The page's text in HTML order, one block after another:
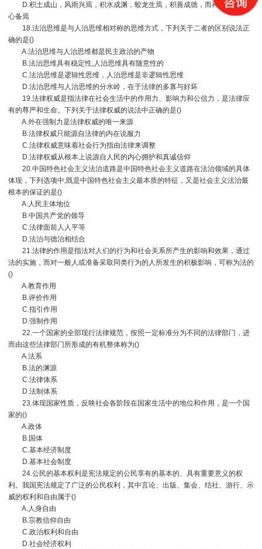
D.积土成山，风雨兴焉，积水成渊，蛟龙生焉，积善成德，而神明自得，圣
心备焉
18.法治思维是与人治思维相对称的思维方式，下列关于二者的区别说法正
确的是()
A.法治思维与人治思维都是民主政治的产物
B.法治思维具有稳定性,人治思维具有随意性的
C.法治思维是逻辑性思维，人治思维是非逻辑性思维
D.法治思维与人治思维的分水岭，在于法律的多寡与好坏
19.法律权威是指法律在社会生活中的作用力、影响力和公信力，是法律应
有的尊严和生命。下列关于法律权威的说法中正确的是()
A.外在强制力是法律权威的唯一来源
B.法律权威只能源自法律的内在说服力
C.法律权威意味着社会行为指由法律来调整
D.法律权威从根本上说源自人民的内心拥护和真诚信仰
20.中国特色社会主义法治道路是中国特色社会主义道路在法治领域的具体
体现，下列选项中,既是中国特色社会主义最本质的特征，又是社会主义法治最
根本的保证的是()
A.人民主体地位
B.中国共产党的领导
C.法律面前人人平等
D.法治与德治相结合
21.法律的作用是指法对人们的行为和社会关系所产生的影响和效果，通过
法的实施，而对一般人或准备采取同类行为的人所发生的积极影响，可称为法的
()
A.教育作用
B.评价作用
C.指引作用
D.强制作用
22.一个国家的全部现行法律规范，按照一定标准分为不同的法律部门，进
而由这些法律部门所形成的有机整体称为()
A.法系
B.法的渊源
C.法律体系
D.法制体系
23.体现国家性质，反映社会各阶段在国家生活中的地位和作用，是一个国
家的()
A.政体
B.国体
C.基本经济制度
D.基本社会制度
24.公民的基本权利是宪法规定的公民享有的基本的、具有重要意义的权
利。我国宪法规定了广泛的公民权利，其中言论、出版、集会、结社、游行、示
威的权利和自由属于()
A.人身自由
B.宗教信仰自由
C.政治权利和自由
D.社会经济权利